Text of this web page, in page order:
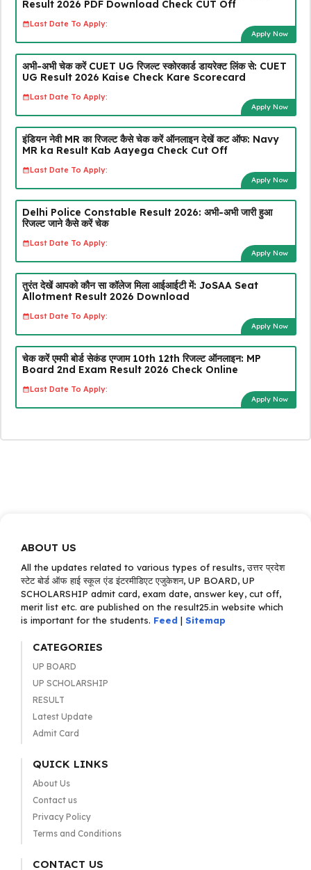
Result 2026 PDF Download Check CUT Off
Last Date To Apply:
Apply Now
अभी-अभी चेक करें CUET UG रिजल्ट स्कोरकार्ड डायरेक्ट लिंक से: CUET
UG Result 2026 Kaise Check Kare Scorecard
Last Date To Apply:
Apply Now
इंडियन नेवी MR का रिजल्ट कैसे चेक करें ऑनलाइन देखें कट ऑफ: Navy
MR ka Result Kab Aayega Check Cut Off
Last Date To Apply:
Apply Now
Delhi Police Constable Result 2026: अभी-अभी जारी हुआ
रिजल्ट जाने कैसे करें चेक
Last Date To Apply:
Apply Now
तुरंत देखें आपको कौन सा कॉलेज मिला आईआईटी में: JoSAA Seat
Allotment Result 2026 Download
Last Date To Apply:
Apply Now
चेक करें एमपी बोर्ड सेकंड एग्जाम 10th 12th रिजल्ट ऑनलाइन: MP
Board 2nd Exam Result 2026 Check Online
Last Date To Apply:
Apply Now
ABOUT US
All the updates related to various types of results, उत्तर प्रदेश
स्टेट बोर्ड ऑफ हाई स्कूल एंड इंटरमीडिएट एजुकेशन, UP BOARD, UP
SCHOLARSHIP admit card, exam date, answer key, cut off,
merit list etc. are published on the result25.in website which
is important for the students. Feed | Sitemap
CATEGORIES
UP BOARD
UP SCHOLARSHIP
RESULT
Latest Update
Admit Card
QUICK LINKS
About Us
Contact us
Privacy Policy
Terms and Conditions
CONTACT US